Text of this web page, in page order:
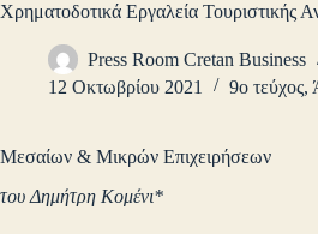
Χρηματοδοτικά Εργαλεία Τουριστικής
Press Room Cretan Business
12 Οκτωβρίου 2021
9ο τεύχος,
Μεσαίων & Μικρών Επιχειρήσεων
του Δημήτρη Κομένι*